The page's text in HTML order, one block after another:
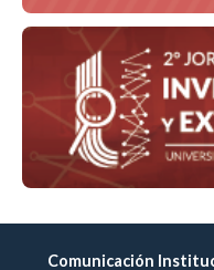
Comunicación